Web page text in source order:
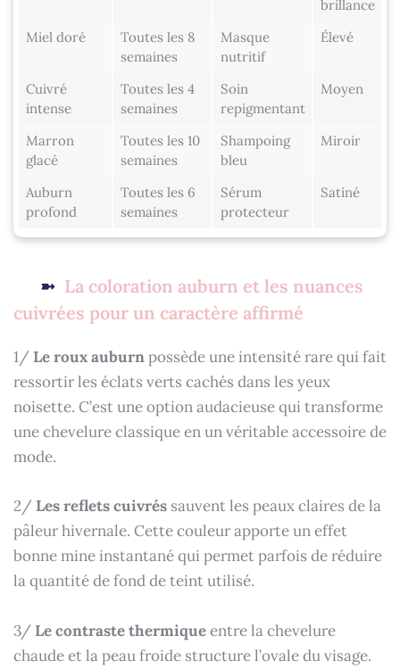
brillance
Miel doré
Toutes les 8
semaines
Masque
nutritif
Élevé
Cuivré
intense
Toutes les 4
semaines
Soin
repigmentant
Moyen
Marron
glacé
Toutes les 10
semaines
Shampoing
bleu
Miroir
Auburn
profond
Toutes les 6
semaines
Sérum
protecteur
Satiné
La coloration auburn et les nuances
cuivrées pour un caractère affirmé
1/ Le roux auburnpossède une intensité rare qui fait
ressortir les éclats verts cachés dans les yeux
noisette. C’est une option audacieuse qui transforme
une chevelure classique en un véritable accessoire de
mode.
2/ Les reflets cuivrés sauvent les peaux claires de la
pâleur hivernale. Cette couleur apporte un effet
bonne mine instantané qui permet parfois de réduire
la quantité de fond de teint utilisé.
3/ Le contraste thermiqueentre la chevelure
chaude et la peau froide structure l’ovale du visage.